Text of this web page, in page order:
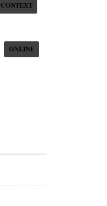
CONTEXT
ONLINE